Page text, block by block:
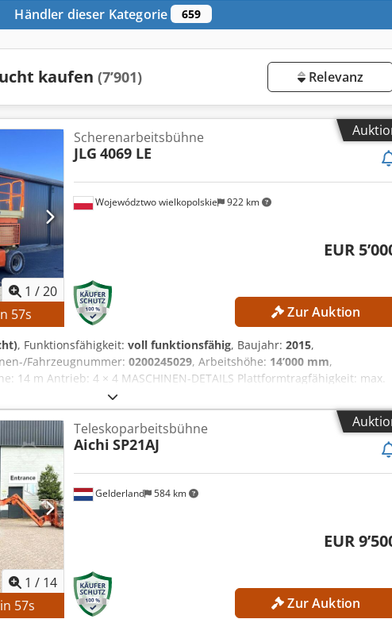
Händler dieser Kategorie 659
kaufen (7’901) Relevanz
1 /20
55s
Województwo wielkopolskie 922 km
Scherenarbeitsbühne
JLG 4069 LE
EUR
Zur Auktion
, Funktionsfähigkeit: voll funktionsfähig, Baujahr: 2015,
Fahrzeugnummer: 0200245029, Arbeitshöhe: 14’000 mm,
14 m Antrieb: 4 × 4 MASCHINEN-DETAILS Plattformtragfähigkeit: max.
Zuladung: max. 200 kg Chjdpfx Amjzrgxzsuja Handkraft: max. 400
s Betriebsstunden: 387 h AUSSTATTUNG Ladegerät Externe Referenz:
1 / 14
55s
Gelderland 584 km
Teleskoparbeitsbühne
Aichi SP21AJ
EUR
Zur Auktion